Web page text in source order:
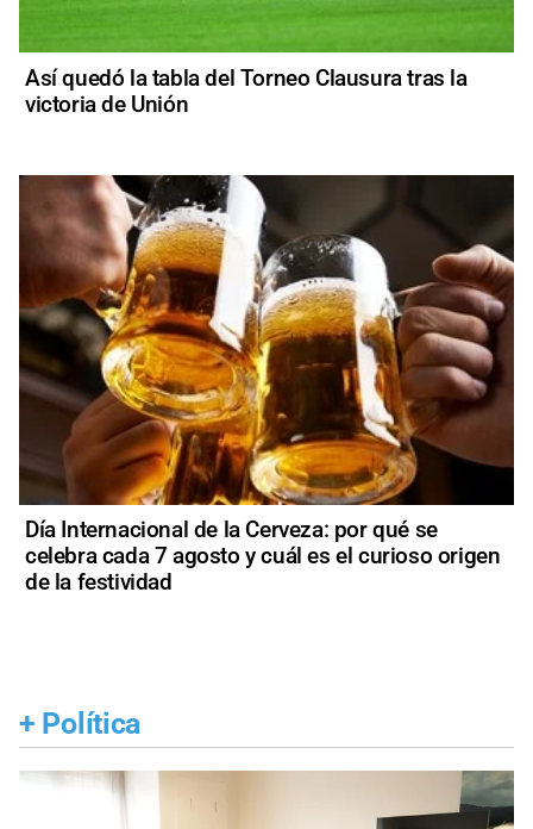
Así quedó la tabla del Torneo Clausura tras la
victoria de Unión
Día Internacional de la Cerveza: por qué se
celebra cada 7 agosto y cuál es el curioso origen
de la festividad
+ Política